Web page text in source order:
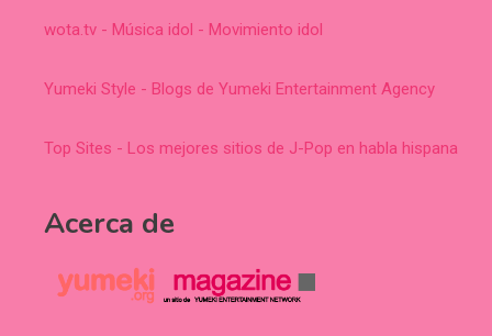
wota.tv - Música idol - Movimiento idol
Yumeki Style - Blogs de Yumeki Entertainment Agency
Top Sites - Los mejores sitios de J-Pop en habla hispana
Acerca de